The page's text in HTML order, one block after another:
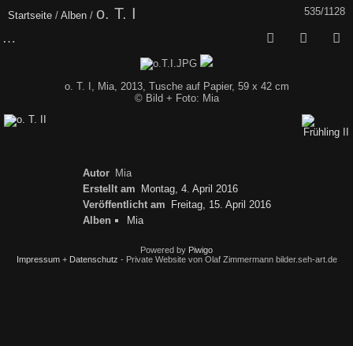
535/1128
Startseite / Alben / o. T. I
o. T. I, Mia, 2013, Tusche auf Papier, 59 x 42 cm
© Bild + Foto: Mia
Autor Mia
Erstellt am
Montag, 4. April 2016
Veröffentlicht am
Freitag, 15. April 2016
Alben
Mia
Powered by Piwigo
Impressum+ Datenschutz - Private Website von Olaf Zimmermann bilder.seh-art.de